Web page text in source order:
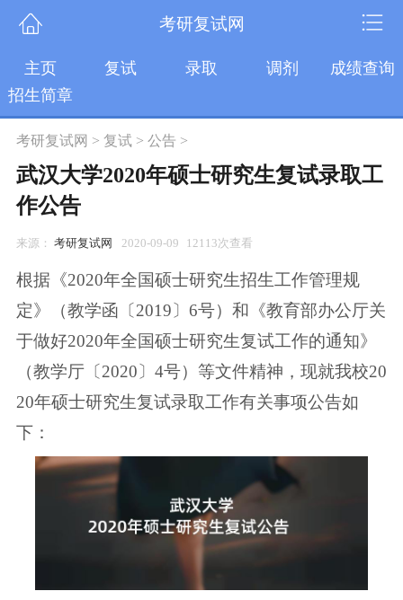
考研复试网
主页 复试 录取 调剂
成绩查询
招生简章
考研复试网 > 复试 > 公告 >
武汉大学2020年硕士研究生复试录取工
作公告
来源： 考研复试网 2020-09-09 12113次查看
根据《2020年全国硕士研究生招生工作管理规
定》（教学函〔2019〕6号）和《教育部办公厅关
于做好2020年全国硕士研究生复试工作的通知》
（教学厅〔2020〕4号）等文件精神，现就我校20
20年硕士研究生复试录取工作有关事项公告如
下：